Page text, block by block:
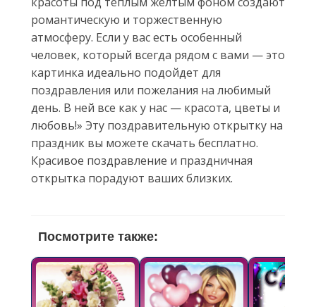
романтическую и торжественную
атмосферу. Если у вас есть особенный
человек, который всегда рядом с вами — это
картинка идеально подойдет для
поздравления или пожелания на любимый
день. В ней все как у нас — красота, цветы и
любовь!» Эту поздравительную открытку на
праздник вы можете скачать бесплатно.
Красивое поздравление и праздничная
открытка порадуют ваших близких.
Посмотрите также: